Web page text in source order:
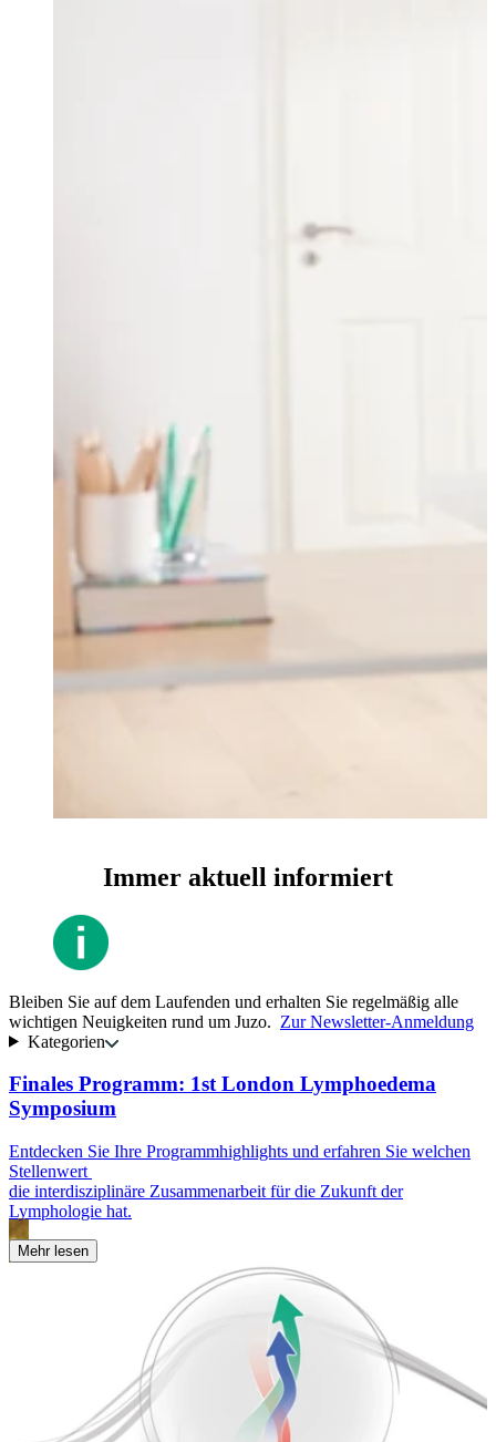
Immer aktuell informiert
Bleiben Sie auf dem Laufenden und erhalten Sie regelmäßig alle
wichtigen Neuigkeiten rund um Juzo. Zur Newsletter-Anmeldung
Kategorien
Finales Programm: 1st London Lymphoedema
Symposium
Entdecken Sie Ihre Programmhighlights und erfahren Sie welchen
Stellenwert
die interdisziplinäre Zusammenarbeit für die Zukunft der
Lymphologie hat.
Mehr lesen